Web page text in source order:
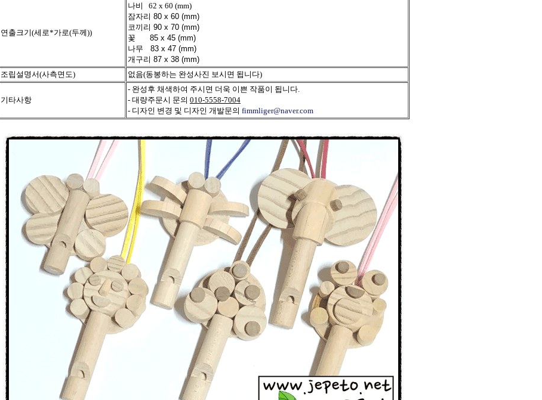
연출크기(세로*가로(두께))
나비 62 x 60 (mm)
잠자리 80 x 60 (mm)
코끼리 90 x 70 (mm)
꽃 85 x 45 (mm)
나무 83 x 47 (mm)
개구리 87 x 38 (mm)
조립설명서(사측면도)
없음(동봉하는 완성사진 보시면 됩니다)
기타사항
- 완성후 채색하여 주시면 더욱 이쁜 작품이 됩니다.
- 대량주문시 문의 010-5558-7004
- 디자인 변경 및 디자인 개발문의 fimmliger@naver.com